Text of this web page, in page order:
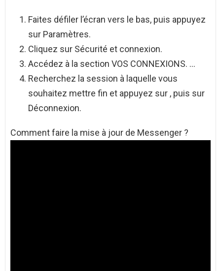
Faites défiler l’écran vers le bas, puis appuyez
sur Paramètres.
Cliquez sur Sécurité et connexion.
Accédez à la section VOS CONNEXIONS. …
Recherchez la session à laquelle vous
souhaitez mettre fin et appuyez sur , puis sur
Déconnexion.
Comment faire la mise à jour de Messenger ?